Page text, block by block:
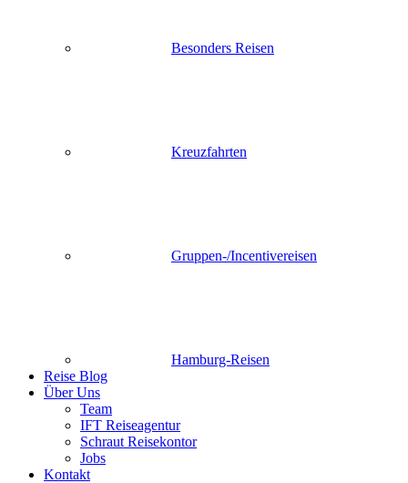
Besonders Reisen
Kreuzfahrten
Gruppen-/Incentivereisen
Hamburg-Reisen
Reise Blog
Über Uns
Team
IFT Reiseagentur
Schraut Reisekontor
Jobs
Kontakt